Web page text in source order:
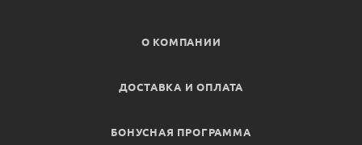
О КОМПАНИИ
ДОСТАВКА И ОПЛАТА
БОНУСНАЯ ПРОГРАММА